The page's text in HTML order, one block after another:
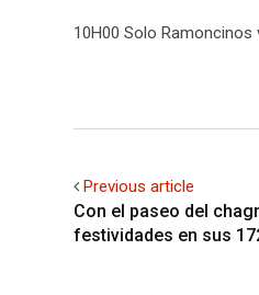
10H00 Solo Ramoncinos
Previous article
Con el paseo del
festividades en sus